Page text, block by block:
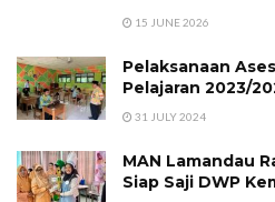
15 JUNE 2026
Pelaksanaan
Pelajaran 2023/
31 JULY 2024
MAN Lamandau
Siap Saji DWP